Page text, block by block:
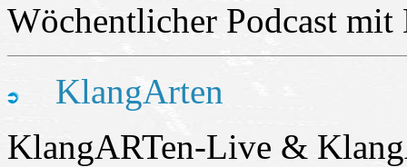
Wöchentlicher Podcast
KlangArten
KlangARTen-Live &